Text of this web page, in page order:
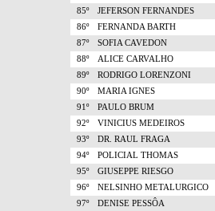
85º
JEFERSON FERNANDES
86º
FERNANDA BARTH
87º
SOFIA CAVEDON
88º
ALICE CARVALHO
89º
RODRIGO LORENZONI
90º
MARIA IGNES
91º
PAULO BRUM
92º
VINICIUS MEDEIROS
93º
DR. RAUL FRAGA
94º
POLICIAL THOMAS
95º
GIUSEPPE RIESGO
96º
NELSINHO METALURGICO
97º
DENISE PESSÔA